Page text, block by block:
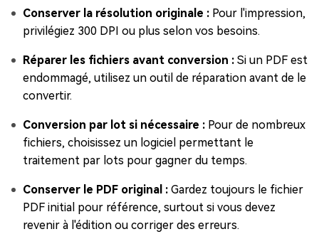
Conserver la résolution originale : Pour l'impression,
privilégiez 300 DPI ou plus selon vos besoins.
Réparer les fichiers avant conversion : Si un PDF est
endommagé, utilisez un outil de réparation avant de le
convertir.
Conversion par lot si nécessaire : Pour de nombreux
fichiers, choisissez un logiciel permettant le
traitement par lots pour gagner du temps.
Conserver le PDF original : Gardez toujours le fichier
PDF initial pour référence, surtout si vous devez
revenir à l'édition ou corriger des erreurs.